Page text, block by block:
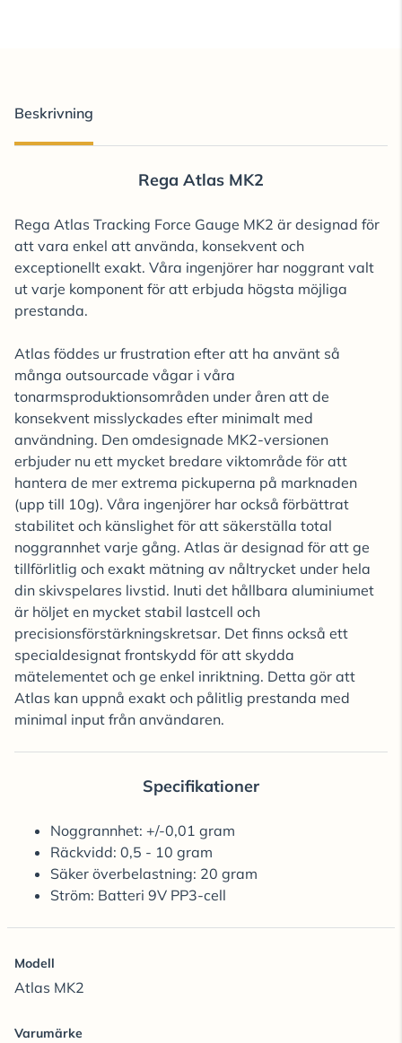
Beskrivning
Rega Atlas MK2
Rega Atlas Tracking Force Gauge MK2 är designad för
att vara enkel att använda, konsekvent och
exceptionellt exakt. Våra ingenjörer har noggrant valt
ut varje komponent för att erbjuda högsta möjliga
prestanda.
Atlas föddes ur frustration efter att ha använt så
många outsourcade vågar i våra
tonarmsproduktionsområden under åren att de
konsekvent misslyckades efter minimalt med
användning. Den omdesignade MK2-versionen
erbjuder nu ett mycket bredare viktområde för att
hantera de mer extrema pickuperna på marknaden
(upp till 10g). Våra ingenjörer har också förbättrat
stabilitet och känslighet för att säkerställa total
noggrannhet varje gång. Atlas är designad för att ge
tillförlitlig och exakt mätning av nåltrycket under hela
din skivspelares livstid. Inuti det hållbara aluminiumet
är höljet en mycket stabil lastcell och
precisionsförstärkningskretsar. Det finns också ett
specialdesignat frontskydd för att skydda
mätelementet och ge enkel inriktning. Detta gör att
Atlas kan uppnå exakt och pålitlig prestanda med
minimal input från användaren.
Specifikationer
Noggrannhet: +/-0,01 gram
Räckvidd: 0,5 - 10 gram
Säker överbelastning: 20 gram
Ström: Batteri 9V PP3-cell
Modell
Atlas MK2
Varumärke